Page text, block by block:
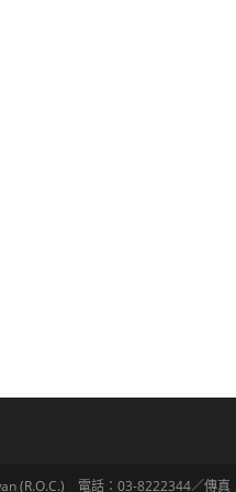
(R.O.C.) 電話：03-8222344／傳